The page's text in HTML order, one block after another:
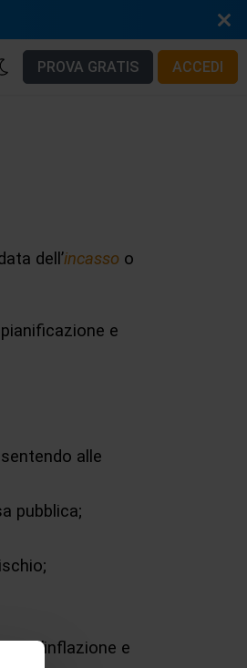
PROVA GRATIS ACCEDI
dell’incasso o
e
alle
pubblica;
l’inflazione e